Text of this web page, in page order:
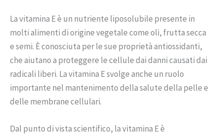
La vitamina E è un nutriente liposolubile presente in
molti alimenti di origine vegetale come oli, frutta secca
e semi. È conosciuta per le sue proprietà antiossidanti,
che aiutano a proteggere le cellule dai danni causati dai
radicali liberi. La vitamina E svolge anche un ruolo
importante nel mantenimento della salute della pelle e
delle membrane cellulari.
Dal punto di vista scientifico, la vitamina E è